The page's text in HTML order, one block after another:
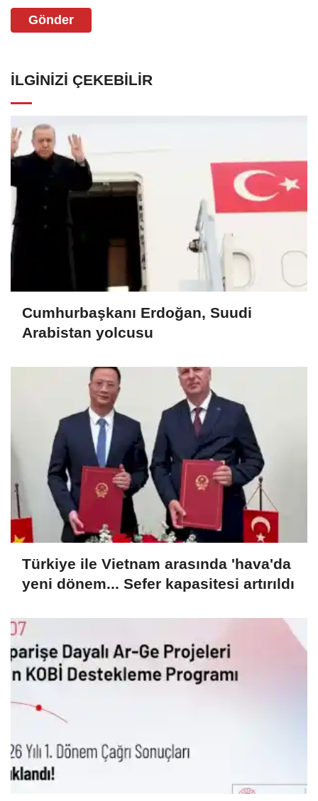
Gönder
İLGINIZI ÇEKEBILIR
Cumhurbaşkanı Erdoğan, Suudi
Arabistan yolcusu
Türkiye ile Vietnam arasında 'hava'da
yeni dönem... Sefer kapasitesi artırıldı